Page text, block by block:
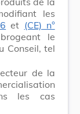
les
et (CE) n°
le
Conseil, tel
de la
les cas